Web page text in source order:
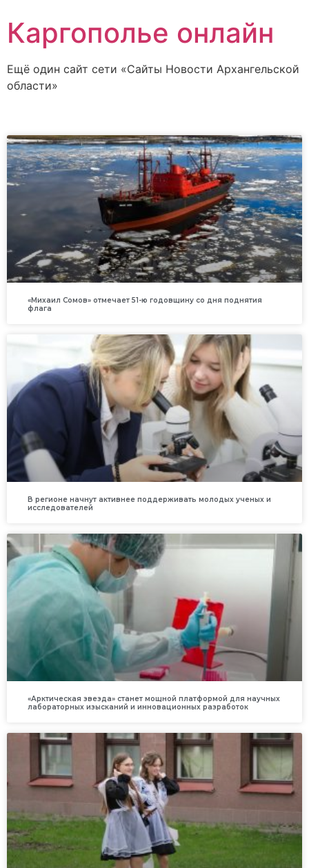
Каргополье онлайн
Ещё один сайт сети «Сайты Новости Архангельской
области»
«Михаил Сомов» отмечает 51-ю годовщину со дня поднятия
флага
В регионе начнут активнее поддерживать молодых ученых и
исследователей
«Арктическая звезда» станет мощной платформой для научных
лабораторных изысканий и инновационных разработок